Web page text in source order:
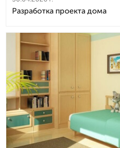
Разработка проекта дома